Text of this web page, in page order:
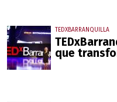
TEDXBARRANQUILLA
que